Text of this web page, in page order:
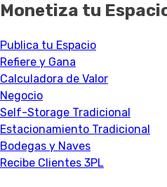
Monetiza tu
Publica tu Espacio
Refiere y Gana
Calculadora de Valor
Negocio
Self-Storage Tradicional
Estacionamiento Tradicional
Bodegas y Naves
Recibe Clientes 3PL